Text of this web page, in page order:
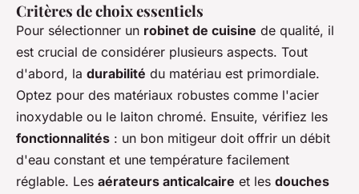
Critères de choix essentiels
Pour sélectionner un robinet de cuisine de qualité, il
est crucial de considérer plusieurs aspects. Tout
d'abord, la durabilité du matériau est primordiale.
Optez pour des matériaux robustes comme l'acier
inoxydable ou le laiton chromé. Ensuite, vérifiez les
fonctionnalités : un bon mitigeur doit offrir un débit
d'eau constant et une température facilement
réglable. Les aérateurs anticalcaire et les douches